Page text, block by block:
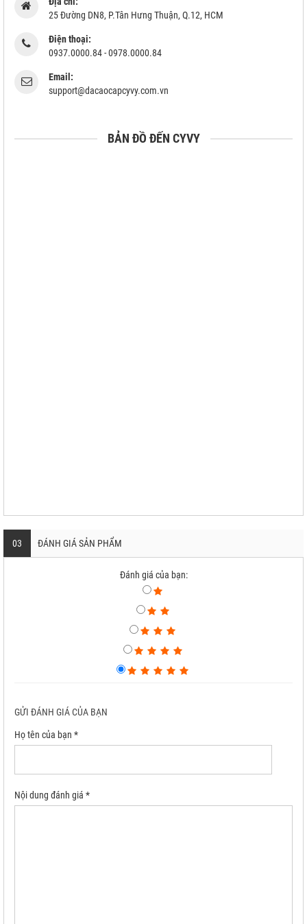
25 Đường DN8, P.Tân Hưng Thuận, Q.12, HCM
Điện thoại:
0937.0000.84 - 0978.0000.84
Email:
support@dacaocapcyvy.com.vn
BẢN ĐỒ ĐẾN CYVY
03 ĐÁNH GIÁ SẢN PHẨM
Đánh giá của bạn:
GỬI ĐÁNH GIÁ CỦA BẠN
Họ tên của bạn *
Nội dung đánh giá *